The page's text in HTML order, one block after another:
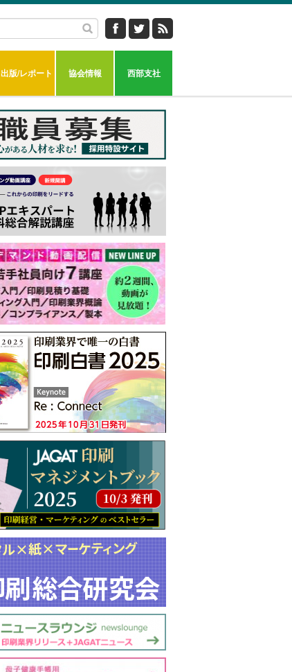
出版/レポート 協会情報 西部支社